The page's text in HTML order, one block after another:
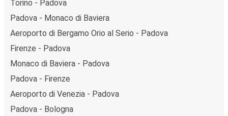
Torino - Padova
Padova - Monaco di Baviera
Aeroporto di Bergamo Orio al Serio - Padova
Firenze - Padova
Monaco di Baviera - Padova
Padova - Firenze
Aeroporto di Venezia - Padova
Padova - Bologna